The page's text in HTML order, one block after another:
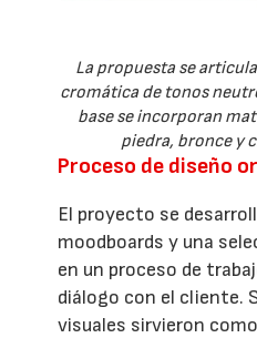
La propuesta se
cromática de tonos
base se incorporan
piedra, bronce y
Proceso de diseño
El proyecto se
moodboards y una
en un proceso de
diálogo con el cliente.
visuales sirvieron